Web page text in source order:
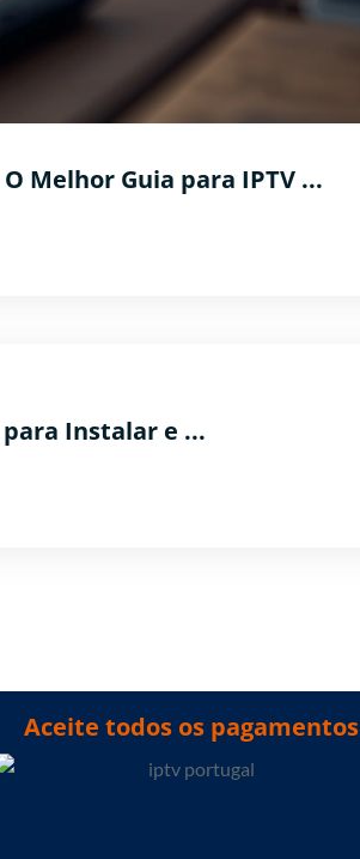
Melhor Guia para IPTV ...
para Instalar e ...
Aceite todos os pagamentos